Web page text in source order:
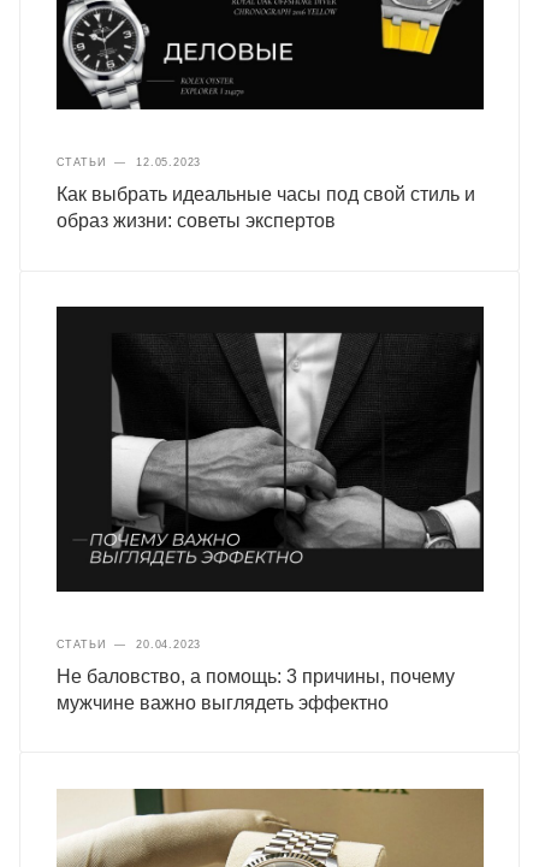
СТАТЬИ — 12.05.2023
Как выбрать идеальные часы под свой стиль и
образ жизни: советы экспертов
СТАТЬИ — 20.04.2023
Не баловство, а помощь: 3 причины, почему
мужчине важно выглядеть эффектно